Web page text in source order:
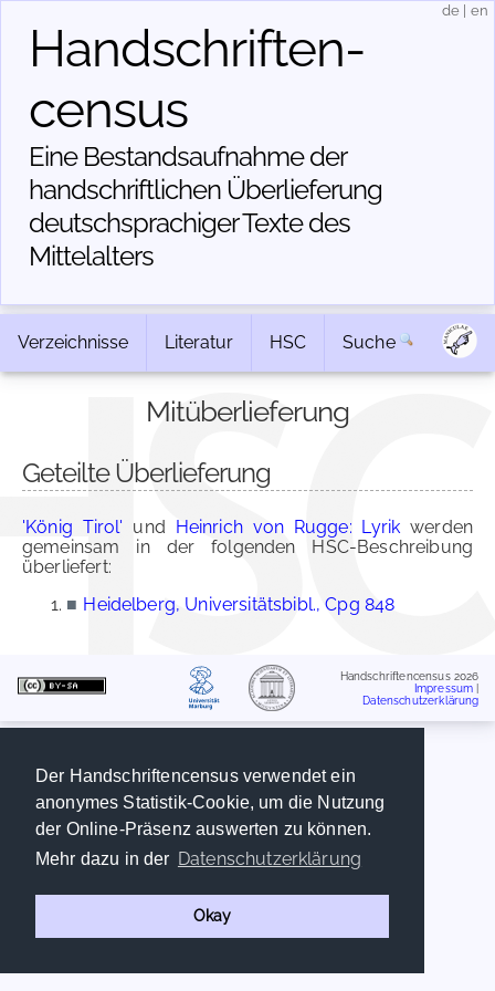
Der Handschriftencensus verwendet ein
anonymes Statistik-Cookie, um die Nutzung
der Online-Präsenz auswerten zu können.
Mehr dazu in der Datenschutzerklärung
Okay
Handschriften­
census
Eine Bestandsaufnahme der
handschriftlichen Über­lieferung
deutschsprachiger Texte des
Mittelalters
de en
Verzeichnisse Literatur HSC Suche
Mitüberlieferung
Geteilte Überlieferung
'König Tirol' und Heinrich von Rugge: Lyrik werden
gemeinsam in der folgenden HSC-Beschreibung
überliefert:
■ Heidelberg, Universitätsbibl., Cpg 848
Handschriftencensus 2026
Impressum
Datenschutzerklärung